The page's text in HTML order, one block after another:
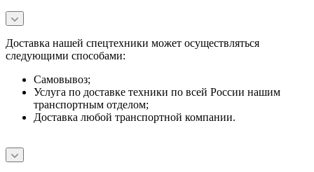
Доставка нашей спецтехники может осуществляться
следующими способами:
Самовывоз;
Услуга по доставке техники по всей России нашим
транспортным отделом;
Доставка любой транспортной компании.